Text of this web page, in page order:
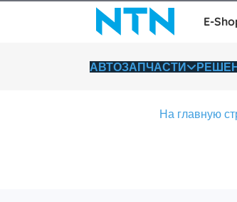
E-
АВТОЗАПЧАСТИ
На главную